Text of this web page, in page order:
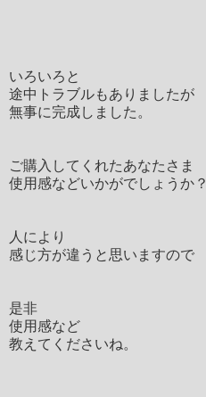
いろいろと
途中トラブルもありましたが
無事に完成しました。
ご購入してくれたあなたさま
使用感などいかがでしょうか？
人により
感じ方が違うと思いますので
是非
使用感など
教えてくださいね。